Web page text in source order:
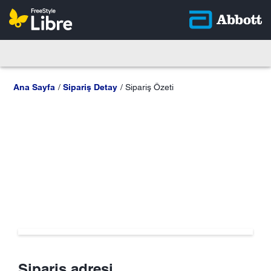
Ana Sayfa Sipariş Detay Sipariş Özeti